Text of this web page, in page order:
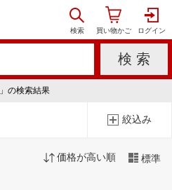
」の検索結果
絞込み
価格が高い順 標準